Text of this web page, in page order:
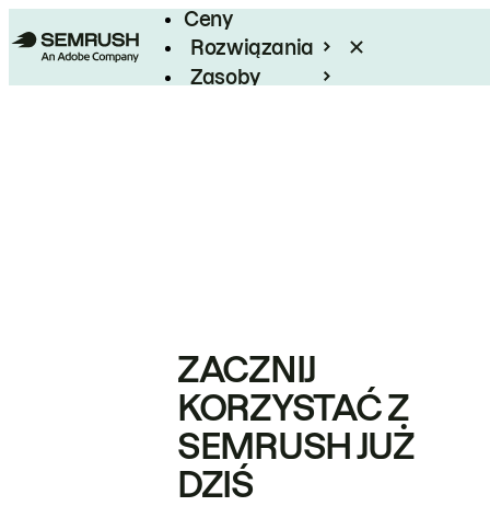
Ceny
Rozwiązania
Zasoby
ZACZNIJ
KORZYSTAĆ Z
SEMRUSH JUŻ
DZIŚ